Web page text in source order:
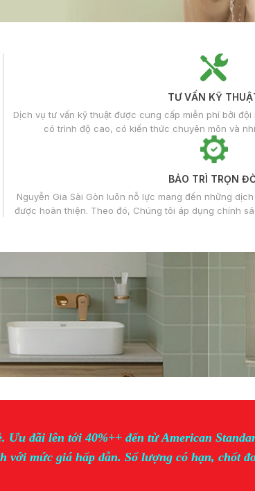
TƯ VẤN KỸ
Dịch vụ tư vấn kỹ thuật được cung cấp miễn phí bởi
có trình độ cao, có kiến thức chuyên môn và
BẢO TRÌ TRỌN
Nguyễn Gia Sài Gòn luôn nỗ lực mang đến những
được hoàn thiện. Theo đó, Chúng tôi áp dụng chính
Ưu đãi lên tới 40%++ đến từ American
với mức giá hấp dẫn. Số lượng có hạn, chốt